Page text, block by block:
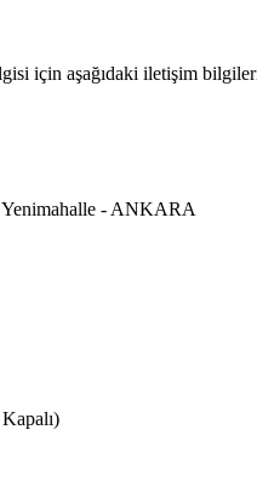
için aşağıdaki iletişim
- ANKARA